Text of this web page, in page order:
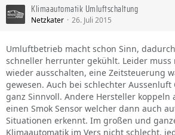
Klimaautomatik Umluftschaltung
Netzkater 26. Juli 2015
Umluftbetrieb macht schon Sinn,
schneller herrunter gekühlt. Leider muss
wieder ausschalten, eine Zeitsteuerung
gewesen. Auch bei schlechter Aussenluft
ganz Sinnvoll. Andere Hersteller koppeln
einen Smok Sensor welcher dann auch
Situationen erkennt. Im großen und
Klimaautomatik im Vers nicht schlecht,